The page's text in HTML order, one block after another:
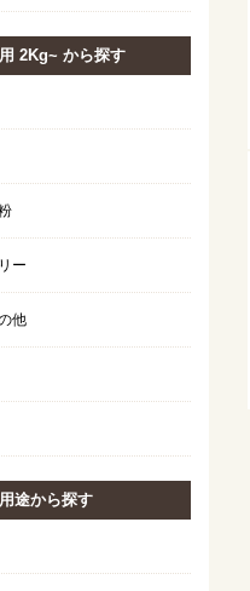
2Kg~ から探す
ー
他
用途から探す